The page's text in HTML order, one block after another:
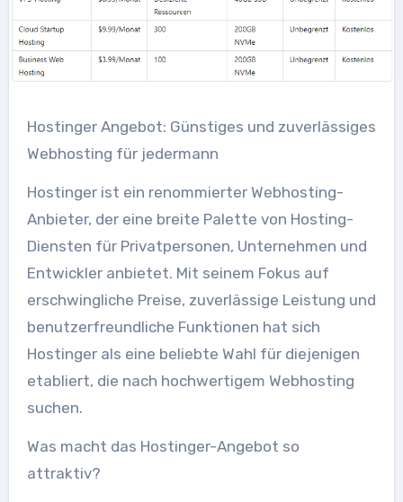
Hostinger Angebot: Günstiges und zuverlässiges
Webhosting für jedermann
Hostinger ist ein renommierter Webhosting-
Anbieter, der eine breite Palette von Hosting-
Diensten für Privatpersonen, Unternehmen und
Entwickler anbietet. Mit seinem Fokus auf
erschwingliche Preise, zuverlässige Leistung und
benutzerfreundliche Funktionen hat sich
Hostinger als eine beliebte Wahl für diejenigen
etabliert, die nach hochwertigem Webhosting
suchen.
Was macht das Hostinger-Angebot so
attraktiv?